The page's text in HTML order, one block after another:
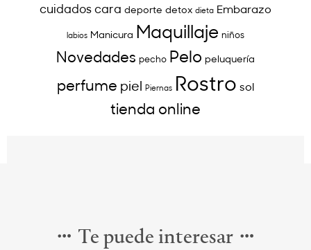
cuidados cara deporte detox dieta Embarazo
labios Manicura Maquillaje niños
Novedades pecho Pelo peluquería
perfume piel Piernas Rostro sol
tienda online
Te puede interesar